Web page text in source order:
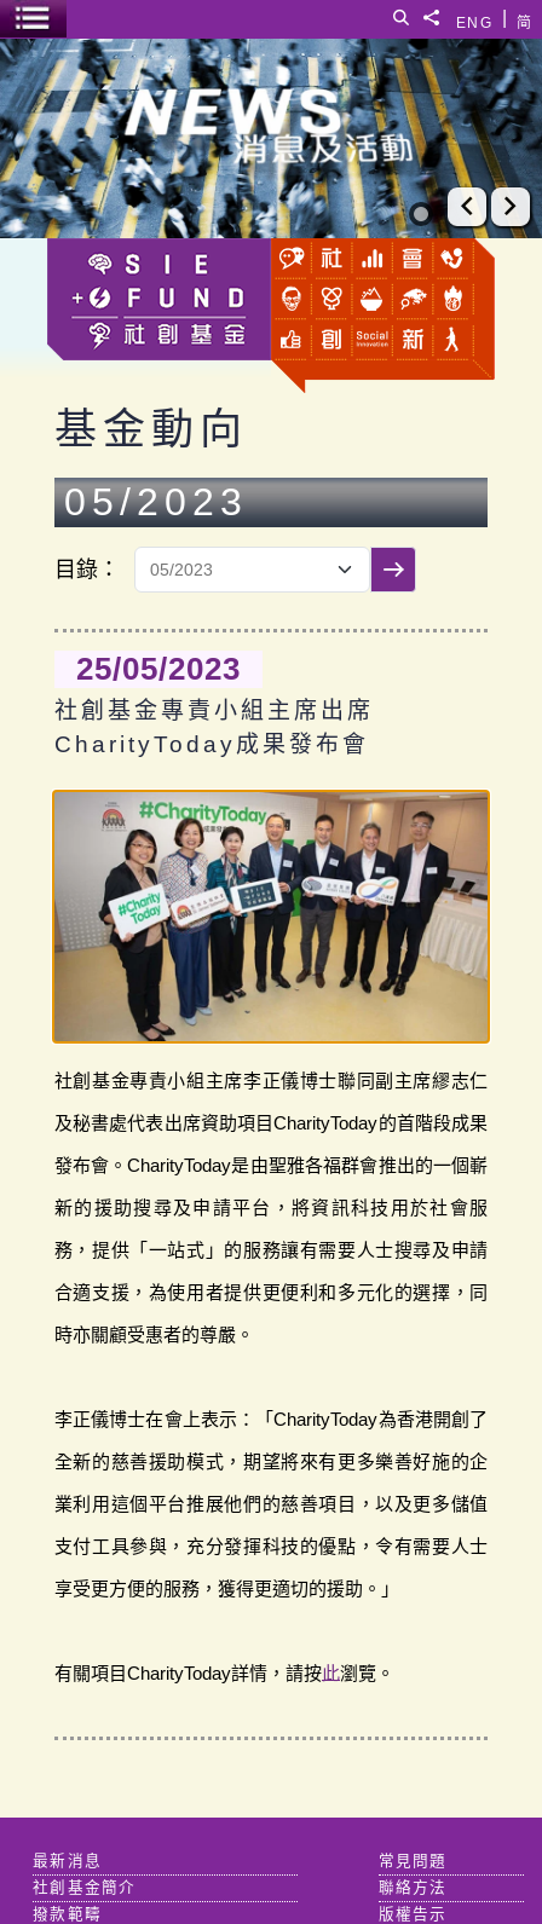
简
ENG
分享給
搜尋
選單開關
基金動向
上一張
下
基金動向
05/2023
目錄：
25/05/2023
社創基金專責小組主席出席
CharityToday成果發布會
社創基金專責小組主席李正儀博士聯同副主席繆志仁
及秘書處代表出席資助項目CharityToday的首階段成果
發布會。CharityToday是由聖雅各福群會推出的一個嶄
新的援助搜尋及申請平台，將資訊科技用於社會服
務，提供「一站式」的服務讓有需要人士搜尋及申請
合適支援，為使用者提供更便利和多元化的選擇，同
時亦關顧受惠者的尊嚴。
李正儀博士在會上表示：「CharityToday為香港開創了
全新的慈善援助模式，期望將來有更多樂善好施的企
業利用這個平台推展他們的慈善項目，以及更多儲值
支付工具參與，充分發揮科技的優點，令有需要人士
享受更方便的服務，獲得更適切的援助。」
有關項目CharityToday詳情，請按此瀏覽。
最新消息
社創基金簡介
撥款範疇
常見問題
聯絡方法
版權告示